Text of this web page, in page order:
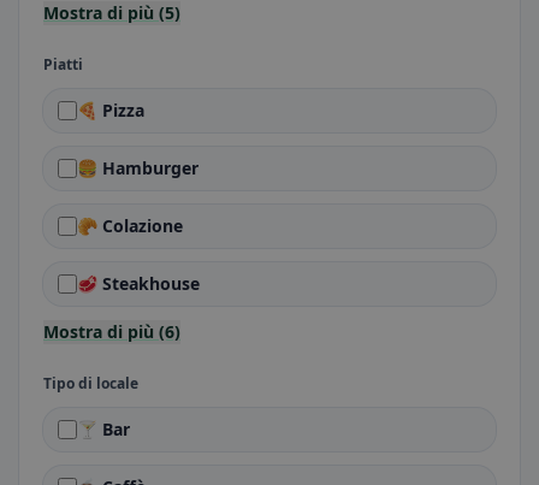
Mostra di più (5)
Piatti
🍕 Pizza
🍔 Hamburger
🥐 Colazione
🥩 Steakhouse
Mostra di più (6)
Tipo di locale
🍸 Bar